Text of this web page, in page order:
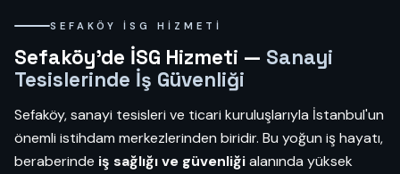
SEFAKÖY İSG HIZMETI
Sefaköy'de İSG Hizmeti — Sanayi
Tesislerinde İş Güvenliği
Sefaköy, sanayi tesisleri ve ticari kuruluşlarıyla İstanbul'un
önemli istihdam merkezlerinden biridir. Bu yoğun iş hayatı,
beraberinde iş sağlığı ve güvenliğialanında yüksek